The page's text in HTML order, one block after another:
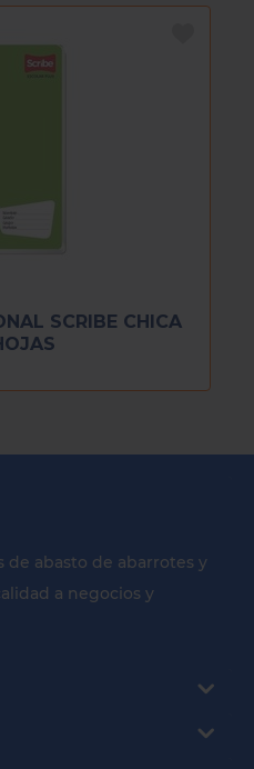
SCRIBE CHICA
de abasto de abarrotes y
a negocios y